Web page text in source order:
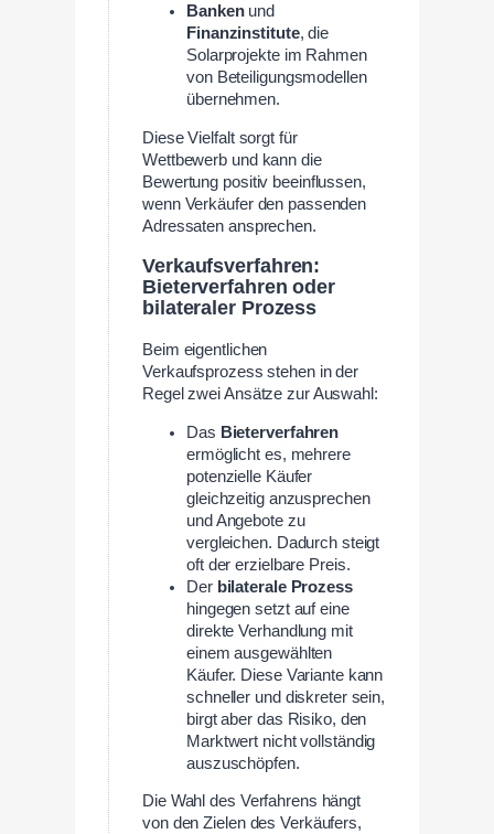
Banken und
Finanzinstitute, die
Solarprojekte im Rahmen
von Beteiligungsmodellen
übernehmen.
Diese Vielfalt sorgt für
Wettbewerb und kann die
Bewertung positiv beeinflussen,
wenn Verkäufer den passenden
Adressaten ansprechen.
Verkaufsverfahren:
Bieterverfahren oder
bilateraler Prozess
Beim eigentlichen
Verkaufsprozess stehen in der
Regel zwei Ansätze zur Auswahl:
Das Bieterverfahren
ermöglicht es, mehrere
potenzielle Käufer
gleichzeitig anzusprechen
und Angebote zu
vergleichen. Dadurch steigt
oft der erzielbare Preis.
Der bilaterale Prozess
hingegen setzt auf eine
direkte Verhandlung mit
einem ausgewählten
Käufer. Diese Variante kann
schneller und diskreter sein,
birgt aber das Risiko, den
Marktwert nicht vollständig
auszuschöpfen.
Die Wahl des Verfahrens hängt
von den Zielen des Verkäufers,